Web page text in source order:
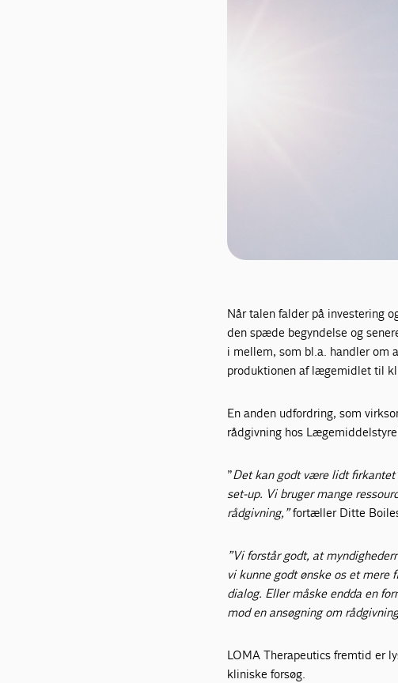
Når talen falder på investering
den spæde begyndelse og
i mellem, som bl.a. handler om
produktionen af lægemidlet til
En anden udfordring, som
rådgivning hos
”Det kan godt være lidt
set-up. Vi bruger mange
rådgivning,”fortæller Ditte
”Vi forstår godt, at
vi kunne godt ønske os et mere
dialog. Eller måske endda en
mod en ansøgning om
LOMA Therapeutics fremtid er
kliniske forsøg.